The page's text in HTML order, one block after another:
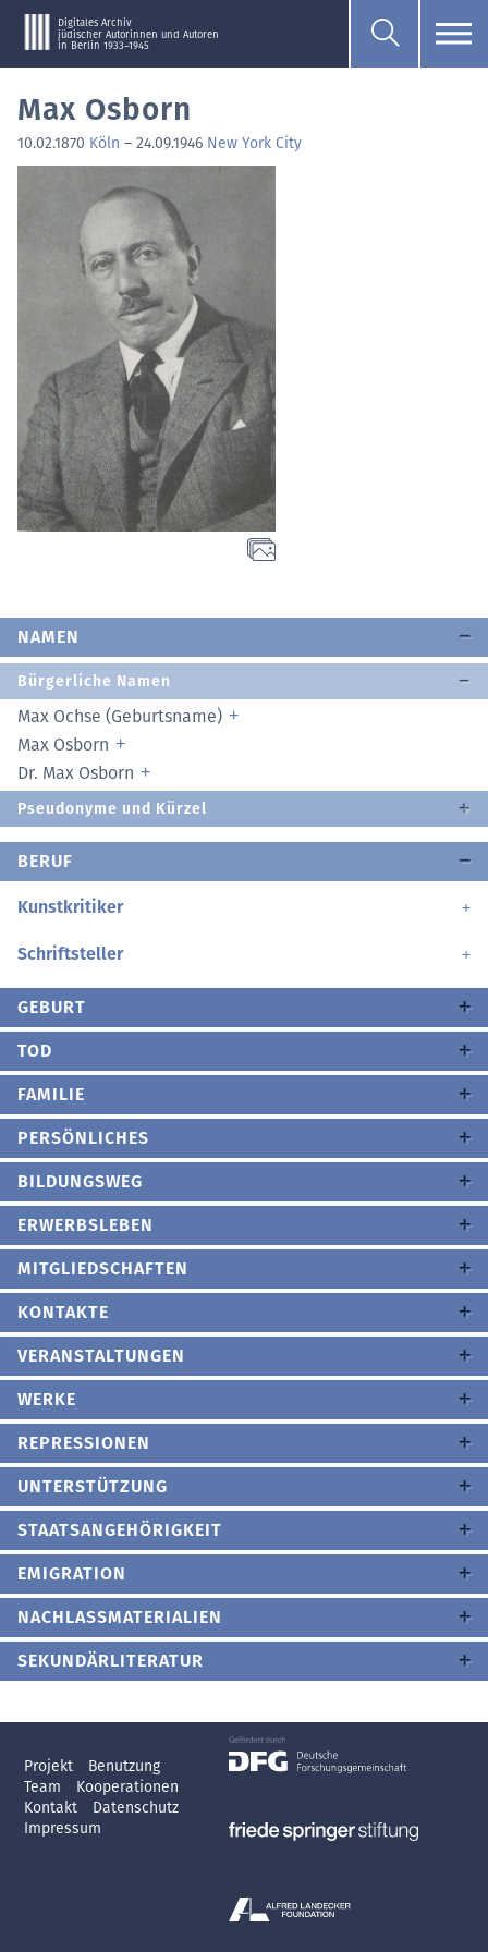
Digitales Archiv
jüdischer Autorinnen und Autoren
in Berlin 1933–1945
Max Osborn
10.02.1870 Köln – 24.09.1946 New York City
NAMEN
Bürgerliche Namen
Max Ochse (Geburtsname)
Max Osborn
Dr. Max Osborn
Pseudonyme und Kürzel
BERUF
Kunstkritiker
Schriftsteller
GEBURT
TOD
FAMILIE
PERSÖNLICHES
BILDUNGSWEG
ERWERBSLEBEN
MITGLIEDSCHAFTEN
KONTAKTE
VERANSTALTUNGEN
WERKE
REPRESSIONEN
UNTERSTÜTZUNG
STAATSANGEHÖRIGKEIT
EMIGRATION
NACHLASSMATERIALIEN
SEKUNDÄRLITERATUR
Projekt
Benutzung
Team
Kooperationen
Kontakt
Datenschutz
Impressum